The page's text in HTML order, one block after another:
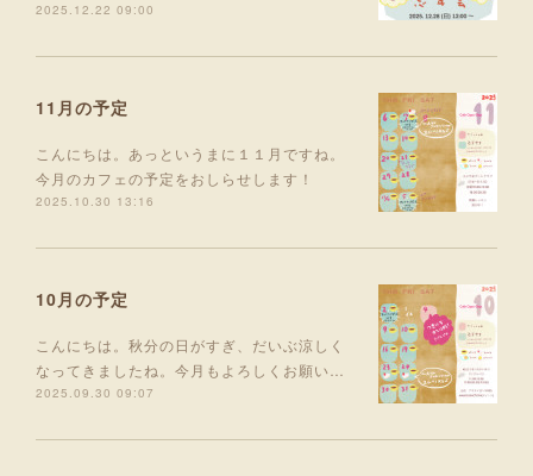
2025.12.22 09:00
11月の予定
こんにちは。あっというまに１１月ですね。
今月のカフェの予定をおしらせします！
2025.10.30 13:16
10月の予定
こんにちは。秋分の日がすぎ、だいぶ涼しく
なってきましたね。今月もよろしくお願い…
2025.09.30 09:07